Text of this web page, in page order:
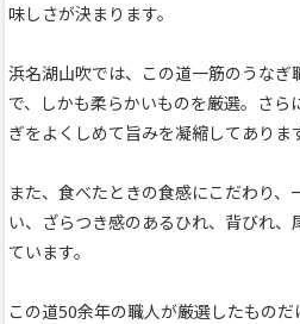
味しさが決まります。
浜名湖山吹では、この道一筋のうなぎ
で、しかも柔らかいものを厳選。さ
ぎをよくしめて旨みを凝縮してありま
また、食べたときの食感にこだわり
い、ざらつき感のあるひれ、背びれ、
ています。
この道50余年の職人が厳選したもの